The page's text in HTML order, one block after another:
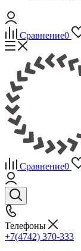
Сравнение0
Сравнение0
Телефоны
+7(4742) 370-333